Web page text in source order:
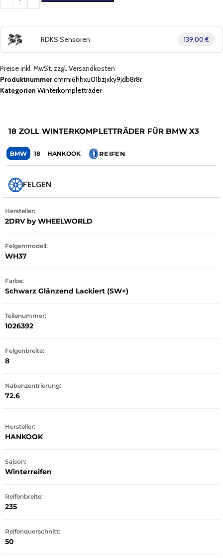
RDKS Sensoren 139,00 €
Preise inkl. MwSt. zzgl. Versandkosten
Produktnummercmmi6hhxu01bzjxky9jdb8r8r
Kategorien Winterkompletträder
18 ZOLL WINTERKOMPLETTRÄDER FÜR BMW X3
BMW 18 HANKOOK REIFEN
FELGEN
Hersteller:
2DRV by WHEELWORLD
Felgenmodell:
WH37
Farbe:
Schwarz Glänzend Lackiert (SW+)
Teilenummer:
1026392
Felgenbreite:
8
Nabenzentrierung:
72.6
Hersteller:
HANKOOK
Saison:
Winterreifen
Reifenbreite:
235
Reifenquerschnitt:
50